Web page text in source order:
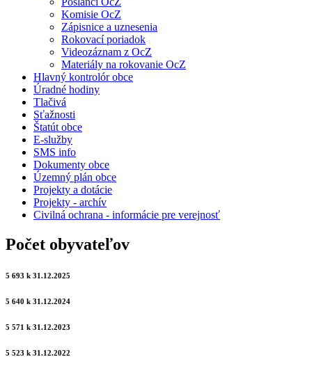
Komisie OcZ
Zápisnice a uznesenia
Rokovací poriadok
Videozáznam z OcZ
Materiály na rokovanie OcZ
Hlavný kontrolór obce
Úradné hodiny
Tlačivá
Sťažnosti
Štatút obce
E-služby
SMS info
Dokumenty obce
Územný plán obce
Projekty a dotácie
Projekty - archív
Civilná ochrana - informácie pre verejnosť
Počet obyvateľov
5 693 k 31.12.2025
5 640 k 31.12.2024
5 571 k 31.12.2023
5 523 k 31.12.2022